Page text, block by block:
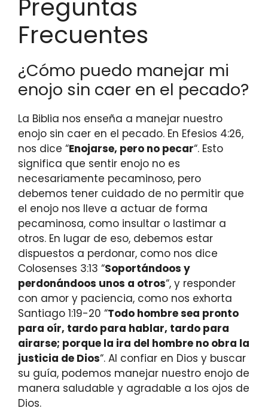
Preguntas
Frecuentes
¿Cómo puedo manejar mi
enojo sin caer en el pecado?
La Biblia nos enseña a manejar nuestro
enojo sin caer en el pecado. En Efesios 4:26,
nos dice “Enojarse, pero no pecar“. Esto
significa que sentir enojo no es
necesariamente pecaminoso, pero
debemos tener cuidado de no permitir que
el enojo nos lleve a actuar de forma
pecaminosa, como insultar o lastimar a
otros. En lugar de eso, debemos estar
dispuestos a perdonar, como nos dice
Colosenses 3:13 “Soportándoos y
perdonándoos unos a otros“, y responder
con amor y paciencia, como nos exhorta
Santiago 1:19-20 “Todo hombre sea pronto
para oír, tardo para hablar, tardo para
airarse; porque la ira del hombre no obra la
justicia de Dios“. Al confiar en Dios y buscar
su guía, podemos manejar nuestro enojo de
manera saludable y agradable a los ojos de
Dios.